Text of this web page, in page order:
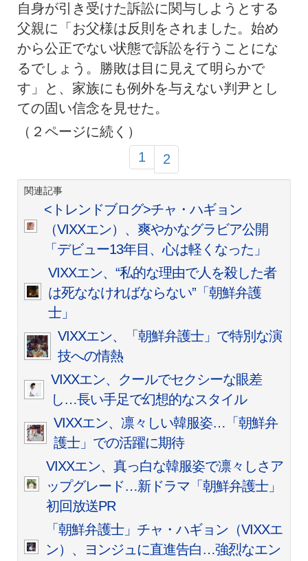
自身が引き受けた訴訟に関与しようとする
父親に「お父様は反則をされました。始め
から公正でない状態で訴訟を行うことにな
るでしょう。勝敗は目に見えて明らかで
す」と、家族にも例外を与えない判尹とし
ての固い信念を見せた。
（２ページに続く）
1
2
関連記事
<トレンドブログ>チャ・ハギョン
（VIXXエン）、爽やかなグラビア公開
「デビュー13年目、心は軽くなった」
VIXXエン、“私的な理由で人を殺した者
は死ななければならない”「朝鮮弁護
士」
VIXXエン、「朝鮮弁護士」で特別な演
技への情熱
VIXXエン、クールでセクシーな眼差
し…長い手足で幻想的なスタイル
VIXXエン、凛々しい韓服姿…「朝鮮弁
護士」での活躍に期待
VIXXエン、真っ白な韓服姿で凛々しさア
ップグレード…新ドラマ「朝鮮弁護士」
初回放送PR
「朝鮮弁護士」チャ・ハギョン（VIXXエ
ン）、ヨンジュに直進告白…強烈なエン